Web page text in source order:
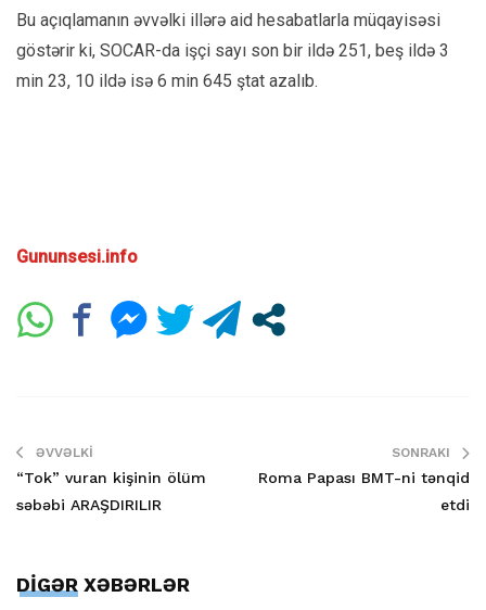
Bu açıqlamanın əvvəlki illərə aid hesabatlarla müqayisəsi
göstərir ki, SOCAR-da işçi sayı son bir ildə 251, beş ildə 3
min 23, 10 ildə isə 6 min 645 ştat azalıb.
Gununsesi.info
ƏVVƏLKI
“Tok” vuran kişinin ölüm
səbəbi ARAŞDIRILIR
SONRAKI
Roma Papası BMT-ni tənqid
etdi
DİGƏR XƏBƏRLƏR